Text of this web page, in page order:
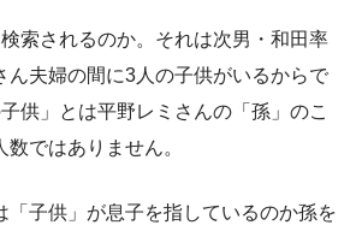
索されるのか。それは次男・和田率
ん夫婦の間に3人の子供がいるからで
供」とは平野レミさんの「孫」のこ
ではありません。
「子供」が息子を指しているのか孫を